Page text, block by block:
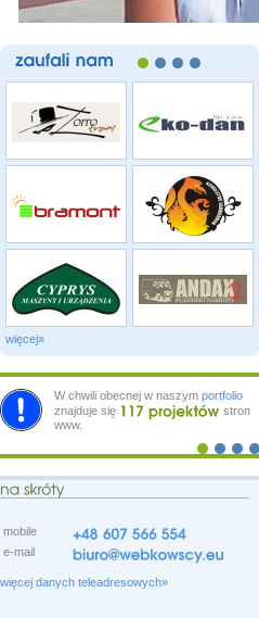
więcej»
W chwili obecnej w naszym portfolio
znajduje się
stron
www.
mobile
e-mail
więcej danych teleadresowych»